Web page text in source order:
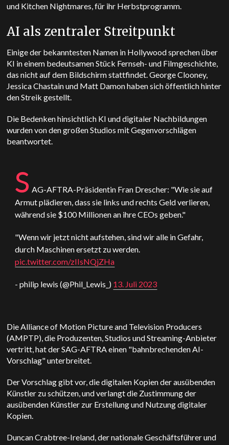
und Kitchen Nightmares, für ihr Herbstprogramm.
AI als zentraler Streitpunkt
Einige der bekanntesten Namen in Hollywood sprechen über
KI in einem bedeutsamen Stück Fernseh- und Filmgeschichte,
das nicht auf dem Bildschirm stattfindet. George Clooney,
Jessica Chastain und Matt Damon haben sich öffentlich hinter
den Streik gestellt.
Die Bedenken hinsichtlich KI und digitaler Nachbildungen
wurden von den großen Studios mit Gegenvorschlägen
beantwortet.
S AG-AFTRA-Präsidentin Fran Drescher: "Wie sie auf
Armut plädieren, dass sie links und rechts Geld verlieren,
während sie $100 Millionen an ihre CEOs geben."
"Wenn wir jetzt nicht aufstehen, sind wir alle in Gefahr,
durch Maschinen ersetzt zu werden.
pic.twitter.com/zIIsNQjZHa
- philip lewis (@Phil_Lewis_) 13. Juli 2023
Die Alliance of Motion Picture and Television Producers
(AMPTP), die Produzenten, Studios und Streaming-Anbieter
vertritt, hat der SAG-AFTRA einen "bahnbrechenden AI-
Vorschlag" unterbreitet.
Der Vorschlag gibt vor, die digitalen Kopien der ausübenden
Künstler zu schützen, und verlangt die Zustimmung der
ausübenden Künstler zur Erstellung und Nutzung digitaler
Kopien.
Duncan Crabtree-Ireland, der nationale Geschäftsführer und